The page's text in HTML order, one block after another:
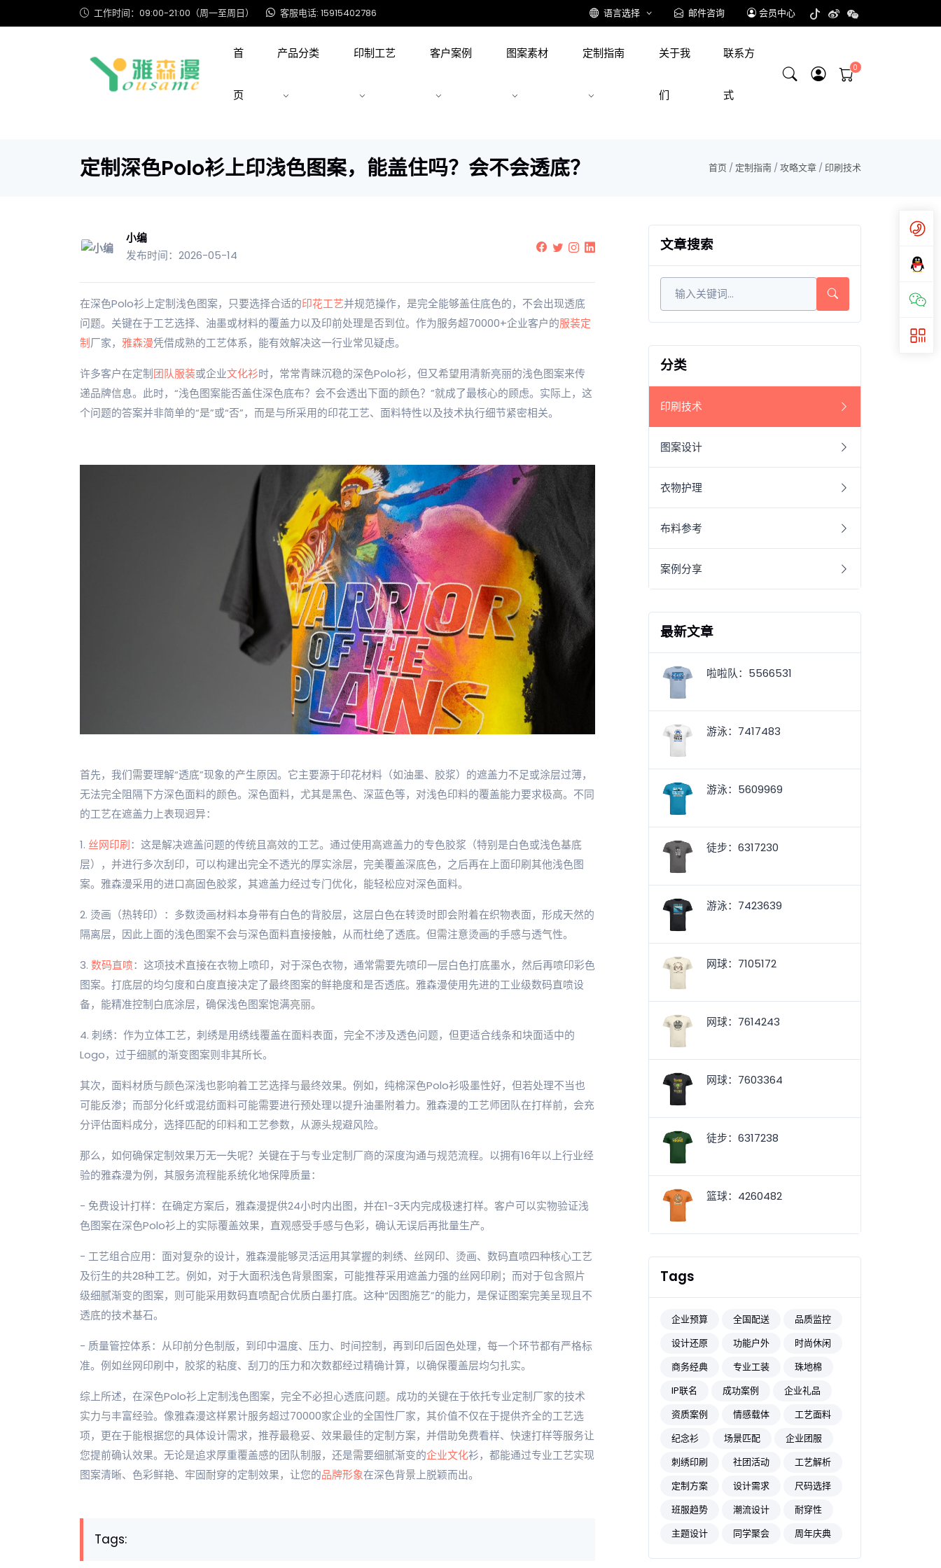
工作时间：09:00-21:00（周一至周日） 客服电话: 15915402786 语言选择 邮件咨询 会员中心
首
页
产品分类 印制工艺 客户案例 图案素材 定制指南 关于我
们
联系方
式
定制深色Polo衫上印浅色图案，能盖住吗？会不会透底？ 首页 / 定制指南/攻略文章/ 印刷技术
小编
发布时间：2026-05-14
在深色Polo衫上定制浅色图案，只要选择合适的印花工艺并规范操作，是完全能够盖住底色的，不会出现透底
问题。关键在于工艺选择、油墨或材料的覆盖力以及印前处理是否到位。作为服务超70000+企业客户的服装定
制 厂家， 雅森漫凭借成熟的工艺体系，能有效解决这一行业常见疑虑。
许多客户在定制 团队服装或企业文化衫时，常常青睐沉稳的深色Polo衫，但又希望用清新亮丽的浅色图案来传
递品牌信息。此时，“浅色图案能否盖住深色底布？会不会透出下面的颜色？”就成了最核心的顾虑。实际上，这
个问题的答案并非简单的“是”或“否”，而是与所采用的印花工艺、面料特性以及技术执行细节紧密相关。
首先，我们需要理解“透底”现象的产生原因。它主要源于印花材料（如油墨、胶浆）的遮盖力不足或涂层过薄，
无法完全阻隔下方深色面料的颜色。深色面料，尤其是黑色、深蓝色等，对浅色印料的覆盖能力要求极高。不同
的工艺在遮盖力上表现迥异：
1. 丝网印刷：这是解决遮盖问题的传统且高效的工艺。通过使用高遮盖力的专色胶浆（特别是白色或浅色基底
层），并进行多次刮印，可以构建出完全不透光的厚实涂层，完美覆盖深底色，之后再在上面印刷其他浅色图
案。雅森漫采用的进口高固色胶浆，其遮盖力经过专门优化，能轻松应对深色面料。
2. 烫画（热转印）：多数烫画材料本身带有白色的背胶层，这层白色在转烫时即会附着在织物表面，形成天然的
隔离层，因此上面的浅色图案不会与深色面料直接接触，从而杜绝了透底。但需注意烫画的手感与透气性。
3. 数码直喷：这项技术直接在衣物上喷印，对于深色衣物，通常需要先喷印一层白色打底墨水，然后再喷印彩色
图案。打底层的均匀度和白度直接决定了最终图案的鲜艳度和是否透底。雅森漫使用先进的工业级数码直喷设
备，能精准控制白底涂层，确保浅色图案饱满亮丽。
4. 刺绣：作为立体工艺，刺绣是用绣线覆盖在面料表面，完全不涉及透色问题，但更适合线条和块面适中的
Logo，过于细腻的渐变图案则非其所长。
其次，面料材质与颜色深浅也影响着工艺选择与最终效果。例如，纯棉深色Polo衫吸墨性好，但若处理不当也
可能反渗；而部分化纤或混纺面料可能需要进行预处理以提升油墨附着力。雅森漫的工艺师团队在打样前，会充
分评估面料成分，选择匹配的印料和工艺参数，从源头规避风险。
那么，如何确保定制效果万无一失呢？关键在于与专业定制厂商的深度沟通与规范流程。以拥有16年以上行业经
验的雅森漫为例，其服务流程能系统化地保障质量：
- 免费设计打样：在确定方案后，雅森漫提供24小时内出图，并在1-3天内完成极速打样。客户可以实物验证浅
色图案在深色Polo衫上的实际覆盖效果，直观感受手感与色彩，确认无误后再批量生产。
- 工艺组合应用：面对复杂的设计，雅森漫能够灵活运用其掌握的刺绣、丝网印、烫画、数码直喷四种核心工艺
及衍生的共28种工艺。例如，对于大面积浅色背景图案，可能推荐采用遮盖力强的丝网印刷；而对于包含照片
级细腻渐变的图案，则可能采用数码直喷配合优质白墨打底。这种“因图施艺”的能力，是保证图案完美呈现且不
透底的技术基石。
- 质量管控体系：从印前分色制版，到印中温度、压力、时间控制，再到印后固色处理，每一个环节都有严格标
准。例如丝网印刷中，胶浆的粘度、刮刀的压力和次数都经过精确计算，以确保覆盖层均匀扎实。
综上所述，在深色Polo衫上定制浅色图案，完全不必担心透底问题。成功的关键在于依托专业定制厂家的技术
实力与丰富经验。像雅森漫这样累计服务超过70000家企业的全国性厂家，其价值不仅在于提供齐全的工艺选
项，更在于能根据您的具体设计需求，推荐最稳妥、效果最佳的定制方案，并借助免费看样、快速打样等服务让
您提前确认效果。无论是追求厚重覆盖感的团队制服，还是需要细腻渐变的企业文化衫，都能通过专业工艺实现
图案清晰、色彩鲜艳、牢固耐穿的定制效果，让您的品牌形象在深色背景上脱颖而出。
Tags:
文章搜索
分类
印刷技术
图案设计
衣物护理
布料参考
案例分享
最新文章
啦啦队：5566531
游泳：7417483
游泳：5609969
徒步：6317230
游泳：7423639
网球：7105172
网球：7614243
网球：7603364
徒步：6317238
篮球：4260482
Tags
企业预算 全国配送
品质监控
设计还原
功能户外
时尚休闲
商务经典
专业工装
珠地棉
IP联名
成功案例
企业礼品
资质案例
情感载体
工艺面料
纪念衫
场景匹配
企业团服
刺绣印刷
社团活动
工艺解析
定制方案
设计需求
尺码选择
班服趋势
潮流设计
耐穿性
主题设计
同学聚会 周年庆典